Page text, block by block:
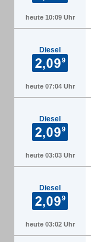
heute 10:09 Uhr
Diesel
heute 07:04 Uhr
Diesel
heute 03:03 Uhr
Diesel
heute 03:02 Uhr